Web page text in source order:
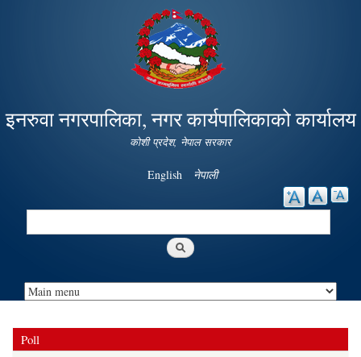
Skip to
main
content
इनरुवा नगरपालिका, नगर कार्यपालिकाको कार्यालय
कोशी प्रदेश, नेपाल सरकार
English नेपाली
Search
Poll